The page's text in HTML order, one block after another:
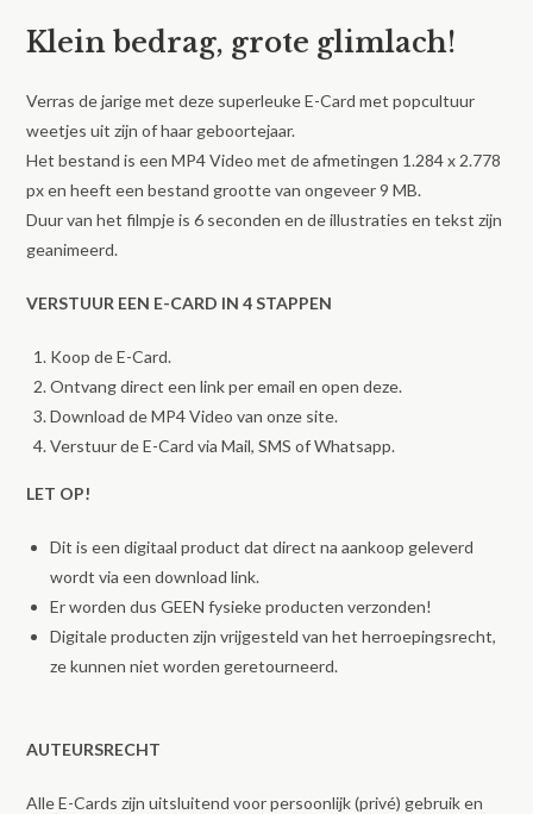
Klein bedrag, grote glimlach!
Verras de jarige met deze superleuke E-Card met popcultuur
weetjes uit zijn of haar geboortejaar.
Het bestand is een MP4 Video met de afmetingen 1.284 x 2.778
px en heeft een bestand grootte van ongeveer 9 MB.
Duur van het filmpje is 6 seconden en de illustraties en tekst zijn
geanimeerd.
VERSTUUR EEN E-CARD IN 4 STAPPEN
Koop de E-Card.
Ontvang direct een link per email en open deze.
Download de MP4 Video van onze site.
Verstuur de E-Card via Mail, SMS of Whatsapp.
LET OP!
Dit is een digitaal product dat direct na aankoop geleverd
wordt via een download link.
Er worden dus GEEN fysieke producten verzonden!
Digitale producten zijn vrijgesteld van het herroepingsrecht,
ze kunnen niet worden geretourneerd.
AUTEURSRECHT
Alle E-Cards zijn uitsluitend voor persoonlijk (privé) gebruik en